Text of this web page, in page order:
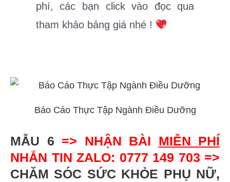
phí, các bạn click vào đọc qua
tham khảo bảng giá nhé !
Báo Cáo Thực Tập Ngành Điều Dưỡng
MẪU 6 => NHẬN BÀI MIỄN PHÍ
NHẮN TIN ZALO: 0777 149 703 =>
CHĂM SÓC SỨC KHỎE PHỤ NỮ,